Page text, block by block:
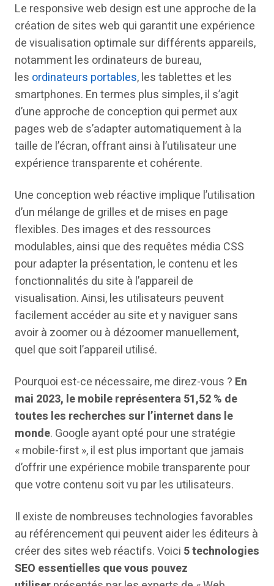
Le responsive web design est une approche de la
création de sites web qui garantit une expérience
de visualisation optimale sur différents appareils,
notamment les ordinateurs de bureau,
les ordinateurs portables, les tablettes et les
smartphones. En termes plus simples, il s’agit
d’une approche de conception qui permet aux
pages web de s’adapter automatiquement à la
taille de l’écran, offrant ainsi à l’utilisateur une
expérience transparente et cohérente.
Une conception web réactive implique l’utilisation
d’un mélange de grilles et de mises en page
flexibles. Des images et des ressources
modulables, ainsi que des requêtes média CSS
pour adapter la présentation, le contenu et les
fonctionnalités du site à l’appareil de
visualisation. Ainsi, les utilisateurs peuvent
facilement accéder au site et y naviguer sans
avoir à zoomer ou à dézoomer manuellement,
quel que soit l’appareil utilisé.
Pourquoi est-ce nécessaire, me direz-vous ? En
mai 2023, le mobile représentera 51,52 % de
toutes les recherches sur l’internet dans le
monde. Google ayant opté pour une stratégie
« mobile-first », il est plus important que jamais
d’offrir une expérience mobile transparente pour
que votre contenu soit vu par les utilisateurs.
Il existe de nombreuses technologies favorables
au référencement qui peuvent aider les éditeurs à
créer des sites web réactifs. Voici 5 technologies
SEO essentielles que vous pouvez